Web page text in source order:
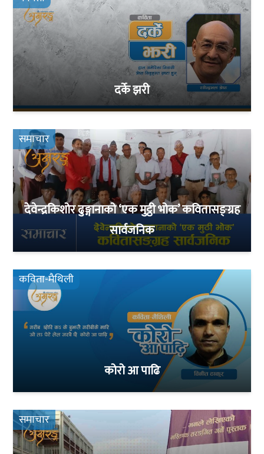
दर्के झरी
समाचार
देवेन्द्रकिशोर ढुङ्गानाको ‘एक मुट्ठी भोक’ कवितासङ्ग्रह
सार्वजनिक
कविता-मैथिली
कोरो आ पाढि
समाचार